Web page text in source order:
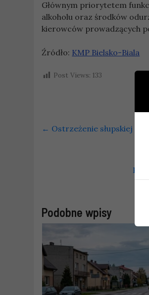
Głównym priorytetem
alkoholu oraz środków
kierowców prowadzących
Źródło: KMP Bielsko-Biala
Post Views: 133
← Ostrzeżenie słupskiej
Podobne wpisy